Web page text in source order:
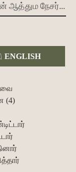
EN AATHMA NESAR YESUVAI - என் ஆத்தும நேசர் இயேசுவை
ENGLISH
(4)